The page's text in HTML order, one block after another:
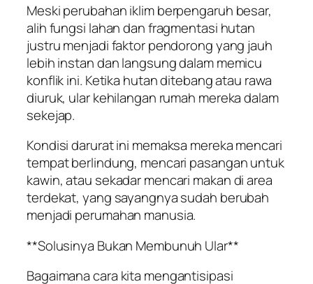
Meski perubahan iklim berpengaruh besar,
alih fungsi lahan dan fragmentasi hutan
justru menjadi faktor pendorong yang jauh
lebih instan dan langsung dalam memicu
konflik ini. Ketika hutan ditebang atau rawa
diuruk, ular kehilangan rumah mereka dalam
sekejap.
Kondisi darurat ini memaksa mereka mencari
tempat berlindung, mencari pasangan untuk
kawin, atau sekadar mencari makan di area
terdekat, yang sayangnya sudah berubah
menjadi perumahan manusia.
**Solusinya Bukan Membunuh Ular**
Bagaimana cara kita mengantisipasi